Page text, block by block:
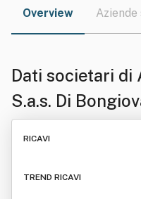
Overview Aziende
Dati societari di
S.a.s. Di
RICAVI
TREND RICAVI